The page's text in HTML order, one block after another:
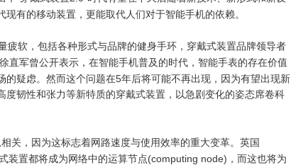
有的移动装置，更能取代人们对于智能手机的依赖。
疲软，包括各种形式与品牌的健身手环，穿戴式装置品牌领导者
直军曾公开表示，在智能手机普及的时代，智能手表的存在价值
的疑虑。然而这个问题在5年后将可能不再出现，因为有望出现新
度韧性和张力等新特质的穿戴式装置，以急剧变化的姿态席卷科
关，因为这标志着网路速度与使用效率的重大变革。英国
装置都将成为网络中的运算节点(computing node) ，而这也将为